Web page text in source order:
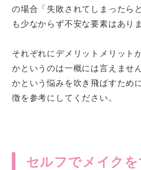
の場合「失敗されてしまったら
も少なからず不安な要素はありま
それぞれにデメリットメリット
かというのは一概には言えませ
かという悩みを吹き飛ばすため
徴を参考にしてください。
セルフでメイク